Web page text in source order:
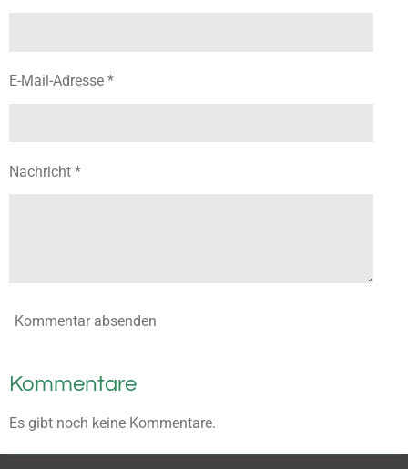
E-Mail-Adresse *
Nachricht *
Kommentar absenden
Kommentare
Es gibt noch keine Kommentare.